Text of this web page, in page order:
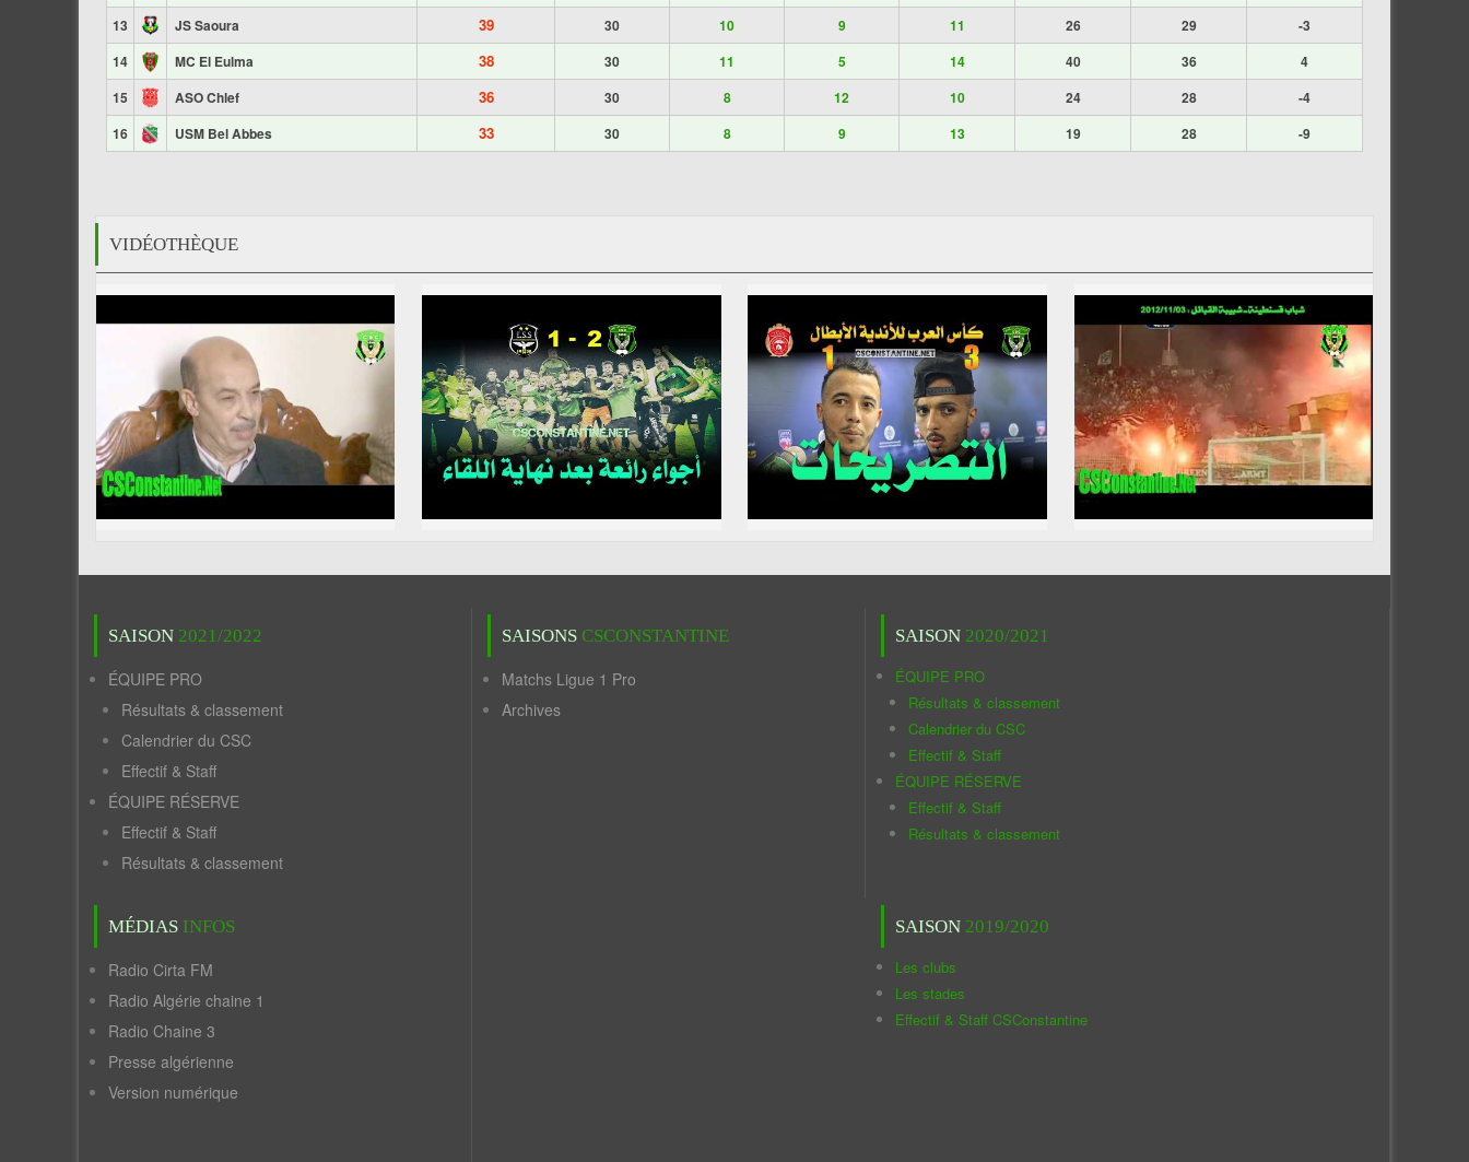
13
JS Saoura 39 30 10 9 11 26 29
-3
14
MC El Eulma 38 30 11 5 14 40 36
4
15
ASO Chlef 36 30 8 12 10 24 28
-4
16
USM Bel Abbes 33 30 8 9 13 19 28 -9
VIDÉOTHÈQUE
SAISON 2021/2022
ÉQUIPE PRO
Résultats & classement
Calendrier du CSC
Effectif & Staff
ÉQUIPE RÉSERVE
Effectif & Staff
Résultats & classement
MÉDIAS INFOS
Radio Cirta FM
Radio Algérie chaine 1
Radio Chaine 3
Presse algérienne
Version numérique
SAISONS CSCONSTANTINE
Matchs Ligue 1 Pro
Archives
SAISON 2020/2021
ÉQUIPE PRO
Résultats & classement
Calendrier du CSC
Effectif & Staff
ÉQUIPE RÉSERVE
Effectif & Staff
Résultats & classement
SAISON 2019/2020
Les clubs
Les stades
Effectif & Staff CSConstantine